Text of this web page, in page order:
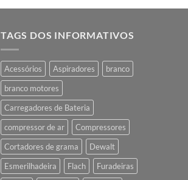
TAGS DOS INFORMATIVOS
Acessórios Aspiradores
branco
branco motores
Carregadores de Bateria
compressor de ar
Compressores
Cortadores de grama
Dewalt
Esmerilhadeira
Flach
Furadeiras